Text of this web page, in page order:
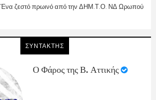
Ένα ζεστό πρωινό από την ΔΗΜ.Τ.Ο. ΝΔ Ωρωπού
ΣΥΝΤΑΚΤΗΣ
Ο Φάρος της Β. Αττικής